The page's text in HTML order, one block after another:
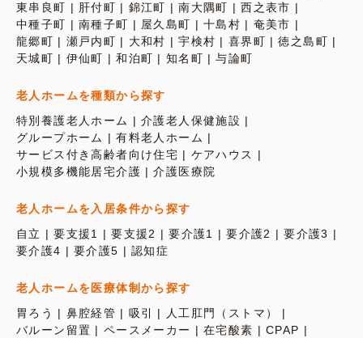
東串良町
肝付町 錦江町 南大隅町
西之表市
中種子町
南種子町 屋久島町 十島村
奄美市
龍郷町
瀬戸内町 大和村 宇検村 喜界町
徳之島町
天城町
伊仙町 和泊町 知名町 与論町
老人ホームを種類から探す
特別養護老人ホーム
介護老人保健施設
グループホーム
有料老人ホーム
サービス付き高齢者向け住宅
ケアハウス
小規模多機能居宅介護
介護医療院
老人ホームを入居条件から探す
自立
要支援1 要支援2 要介護1 要介護2
要介護3
要介護4
要介護5 認知症
老人ホームを医療体制から探す
胃ろう
鼻腔経管 吸引
人工肛門（ストマ）
バルーン留置
ペースメーカー 在宅酸素
CPAP